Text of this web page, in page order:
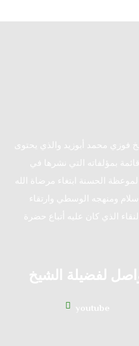
فوزي محمد أبوزيد والذي يحتوى
بمؤلفاته التي نشرها في
الحسنة ابتغاء مرضاة الله
ومنهجه الوسطي وارتقاء
الذي كان عليه أتباع حضرة
لفضيلة الشيخ
youtube